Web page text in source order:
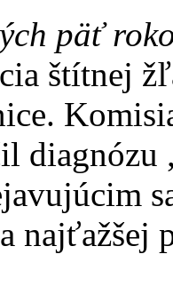
päť
štítnej
diagnózu
najťažšej